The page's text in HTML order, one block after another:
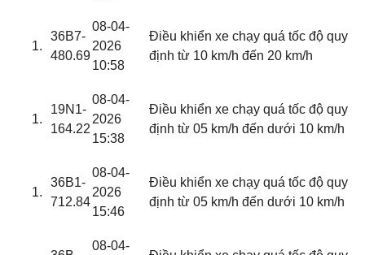
36B7-
480.69
08-04-
2026
10:58
Điều khiển xe chạy quá tốc độ quy
định từ 10 km/h đến 20 km/h
19N1-
164.22
08-04-
2026
15:38
Điều khiển xe chạy quá tốc độ quy
định từ 05 km/h đến dưới 10 km/h
36B1-
712.84
08-04-
2026
15:46
Điều khiển xe chạy quá tốc độ quy
định từ 05 km/h đến dưới 10 km/h
08-04-